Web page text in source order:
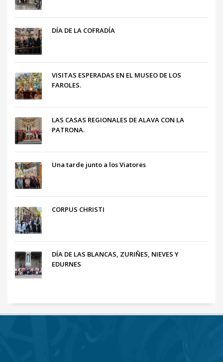
DÍA DE LA COFRADÍA
VISITAS ESPERADAS EN EL MUSEO DE LOS
FAROLES.
LAS CASAS REGIONALES DE ALAVA CON LA
PATRONA.
Una tarde junto a los Viatores
CORPUS CHRISTI
DÍA DE LAS BLANCAS, ZURIÑES, NIEVES Y
EDURNES